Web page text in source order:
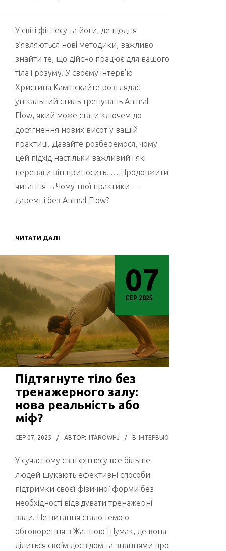
У світі фітнесу та йоги, де щодня
з’являються нові методики, важливо
знайти те, що дійсно працює для вашого
тіла і розуму. У своєму інтерв’ю
Христина Камінскайте розглядає
унікальний стиль тренувань Animal
Flow, який може стати ключем до
досягнення нових висот у вашій
практиці. Давайте розберемося, чому
цей підхід настільки важливий і які
переваги він приносить. … Продовжити
читання →Чому твої практики —
даремні без Animal Flow?
ЧИТАТИ ДАЛІ
07
СЕР 2025
Підтягнуте тіло без
тренажерного залу:
нова реальність або
міф?
СЕР 07, 2025 / АВТОР: ITAROWHJ / В ІНТЕРВЬЮ
У сучасному світі фітнесу все більше
людей шукають ефективні способи
підтримки своєї фізичної форми без
необхідності відвідувати тренажерні
зали. Це питання стало темою
обговорення з Жанною Шумак, де вона
ділиться своїм досвідом та знаннями про